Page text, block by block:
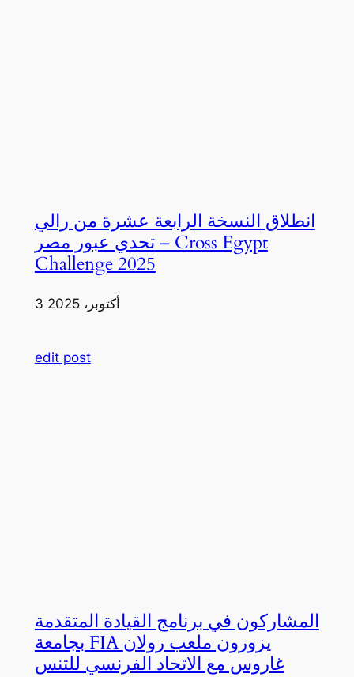
انطلاق النسخة الرابعة عشرة من رالي
تحدي عبور مصر – Cross Egypt
Challenge 2025
3 أكتوبر، 2025
edit post
المشاركون في برنامج القيادة المتقدمة
بجامعة FIA يزورون ملعب رولان
غاروس مع الاتحاد الفرنسي للتنس